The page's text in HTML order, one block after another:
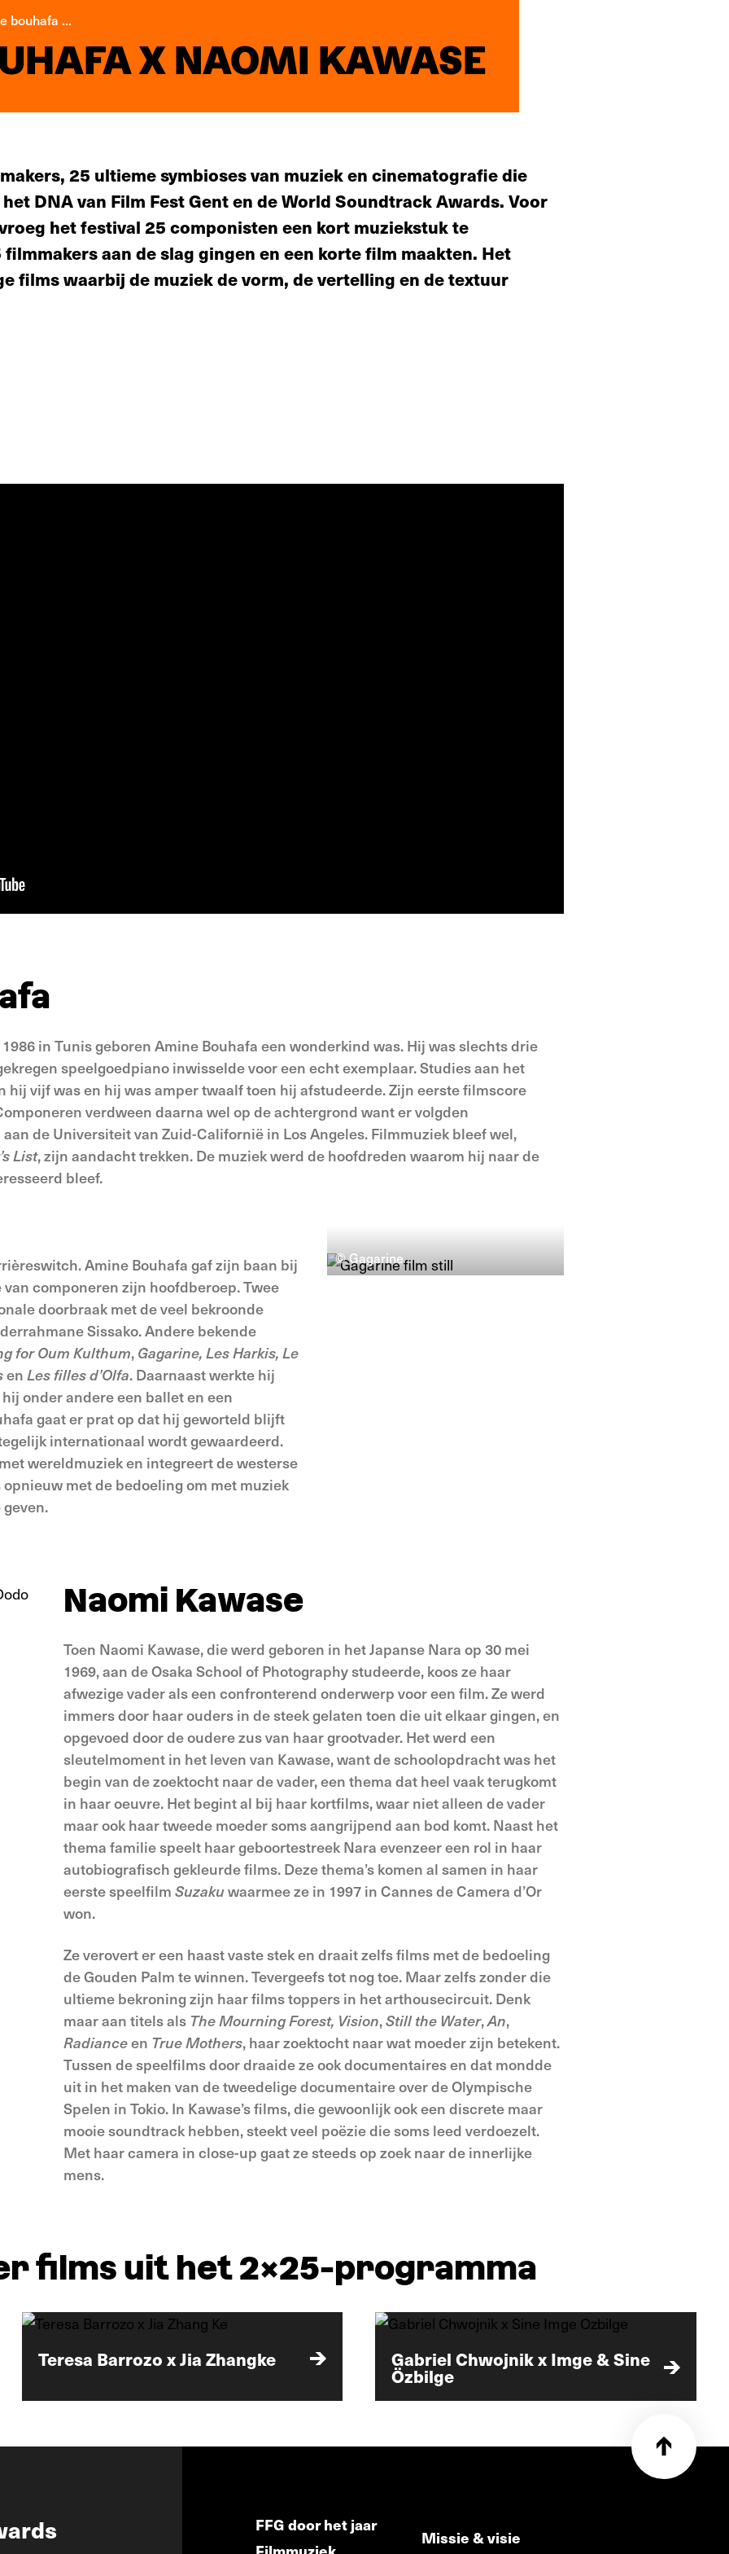
bouhafa ...
X NAOMI KAWASE
25 ultieme symbioses van muziek en cinematografie die
DNA van Film Fest Gent en de World Soundtrack Awards. Voor
het festival 25 componisten een kort muziekstuk te
aan de slag gingen en een korte film maakten. Het
films waarbij de muziek de vorm, de vertelling en de textuur
in Tunis geboren Amine Bouhafa een wonderkind was. Hij was slechts drie
speelgoedpiano inwisselde voor een echt exemplaar. Studies aan het
hij vijf was en hij was amper twaalf toen hij afstudeerde. Zijn eerste filmscore
verdween daarna wel op de achtergrond want er volgden
de Universiteit van Zuid-Californië in Los Angeles. Filmmuziek bleef wel,
List, zijn aandacht trekken. De muziek werd de hoofdreden waarom hij naar de
bleef.
© Gagarine
Amine Bouhafa gaf zijn baan bij
componeren zijn hoofdberoep. Twee
doorbraak met de veel bekroonde
Sissako. Andere bekende
for Oum Kulthum, Gagarine, Les Harkis, Le
en Les filles d’Olfa. Daarnaast werkte hij
onder andere een ballet en een
gaat er prat op dat hij geworteld blijft
internationaal wordt gewaardeerd.
wereldmuziek en integreert de westerse
met de bedoeling om met muziek
Naomi Kawase
Toen Naomi Kawase, die werd geboren in het Japanse Nara op 30 mei
1969, aan de Osaka School of Photography studeerde, koos ze haar
afwezige vader als een confronterend onderwerp voor een film. Ze werd
immers door haar ouders in de steek gelaten toen die uit elkaar gingen, en
opgevoed door de oudere zus van haar grootvader. Het werd een
sleutelmoment in het leven van Kawase, want de schoolopdracht was het
begin van de zoektocht naar de vader, een thema dat heel vaak terugkomt
in haar oeuvre. Het begint al bij haar kortfilms, waar niet alleen de vader
maar ook haar tweede moeder soms aangrijpend aan bod komt. Naast het
thema familie speelt haar geboortestreek Nara evenzeer een rol in haar
autobiografisch gekleurde films. Deze thema’s komen al samen in haar
eerste speelfilmSuzakuwaarmee ze in 1997 in Cannes de Camera d’Or
won.
Ze verovert er een haast vaste stek en draait zelfs films met de bedoeling
de Gouden Palm te winnen. Tevergeefs tot nog toe. Maar zelfs zonder die
ultieme bekroning zijn haar films toppers in het arthousecircuit. Denk
maar aan titels als The Mourning Forest, Vision,Still the Water,An,
Radianceen True Mothers, haar zoektocht naar wat moeder zijn betekent.
Tussen de speelfilms door draaide ze ook documentaires en dat mondde
uit in het maken van de tweedelige documentaire over de Olympische
Spelen in Tokio. In Kawase’s films, die gewoonlijk ook een discrete maar
mooie soundtrack hebben, steekt veel poëzie die soms leed verdoezelt.
Met haar camera in close-up gaat ze steeds op zoek naar de innerlijke
mens.
films uit het 2x25-programma
Teresa Barrozo x Jia Zhangke Gabriel Chwojnik x Imge & Sine
Özbilge
FFG door het jaar
Missie & visie